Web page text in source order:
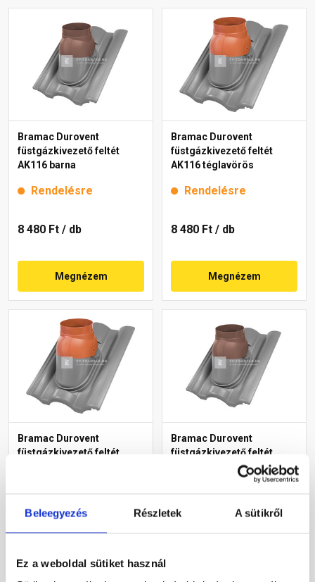
Beleegyezés Részletek A sütikről
Ez a weboldal sütiket használ
Bramac Durovent
füstgázkivezető feltét
AK116 barna
Rendelésre
8 480 Ft / db
Megnézem
Bramac Durovent
füstgázkivezető feltét
AK116 téglavörös
Rendelésre
8 480 Ft / db
Megnézem
Bramac Durovent
füstgázkivezető feltét
8 480 Ft/ db
Bramac Durovent
füstgázkivezető feltét